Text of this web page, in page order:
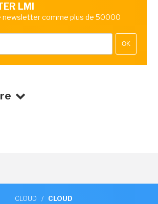
LMI
newsletter comme plus de 50000
OK
CLOUD / CLOUD